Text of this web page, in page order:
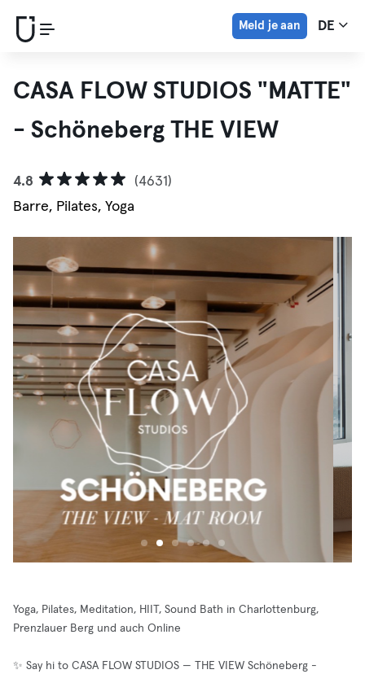
Meld je aan DE
CASA FLOW STUDIOS "MATTE"
- Schöneberg THE VIEW
4.8
(4631)
Barre, Pilates, Yoga
Yoga, Pilates, Meditation, HIIT, Sound Bath in Charlottenburg,
Prenzlauer Berg und auch Online
✨ Say hi to CASA FLOW STUDIOS — THE VIEW Schöneberg -